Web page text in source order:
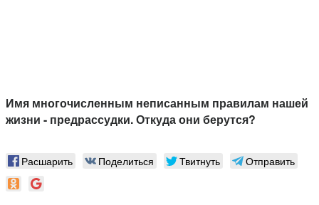
Имя многочисленным неписанным правилам нашей
жизни - предрассудки. Откуда они берутся?
Расшарить Поделиться Твитнуть Отправить